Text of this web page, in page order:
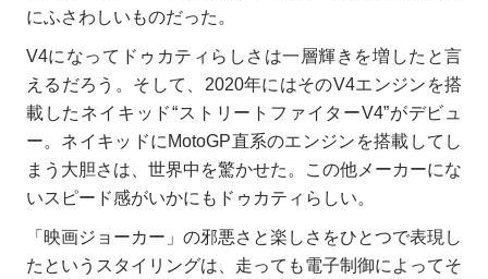
にふさわしいものだった。
V4になってドゥカティらしさは一層輝きを増したと言
えるだろう。そして、2020年にはそのV4エンジンを搭
載したネイキッド“ストリートファイターV4”がデビュ
ー。ネイキッドにMotoGP直系のエンジンを搭載してし
まう大胆さは、世界中を驚かせた。この他メーカーにな
いスピード感がいかにもドゥカティらしい。
「映画ジョーカー」の邪悪さと楽しさをひとつで表現し
たというスタイリングは、走っても電子制御によってそ